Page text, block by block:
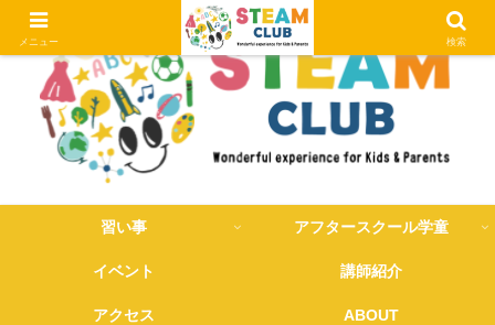
習い事 アフタースクール学童
イベント 講師紹介
アクセス ABOUT
メニュー 検索